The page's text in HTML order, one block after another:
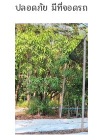
ปลอดภัย มีที่จอดรถ